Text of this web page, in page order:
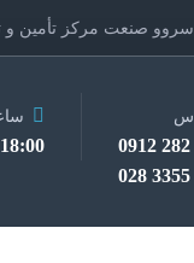
سروو صنعت مرکز تأمین و
18:00 - 8:00